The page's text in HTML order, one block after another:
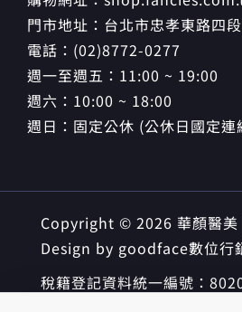
門市地址：台北市忠孝東路四
電話：(02)8772-0277
週一至週五：11:00 ~ 19:00
週六：10:00 ~ 18:00
週日：固定公休 (公休日國定連
Copyright © 2026 華顏醫美
Design by goodface數位行
稅籍登記資料統一編號：